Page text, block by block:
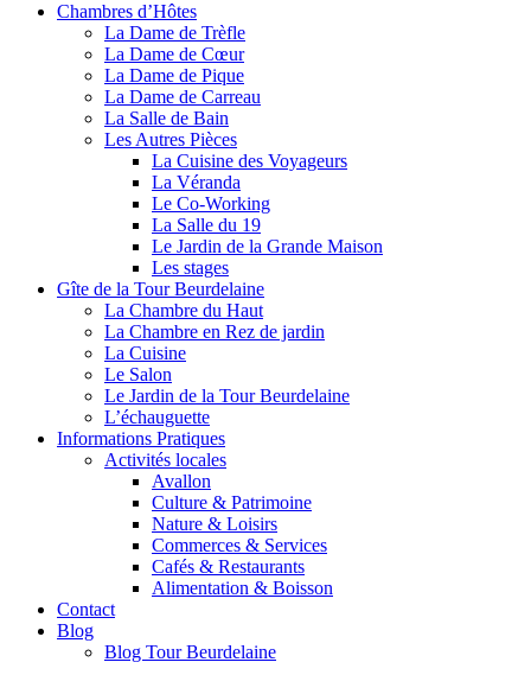
Chambres d’Hôtes
La Dame de Trèfle
La Dame de Cœur
La Dame de Pique
La Dame de Carreau
La Salle de Bain
Les Autres Pièces
La Cuisine des Voyageurs
La Véranda
Le Co-Working
La Salle du 19
Le Jardin de la Grande Maison
Les stages
Gîte de la Tour Beurdelaine
La Chambre du Haut
La Chambre en Rez de jardin
La Cuisine
Le Salon
Le Jardin de la Tour Beurdelaine
L’échauguette
Informations Pratiques
Activités locales
Avallon
Culture & Patrimoine
Nature & Loisirs
Commerces & Services
Cafés & Restaurants
Alimentation & Boisson
Contact
Blog
Blog Tour Beurdelaine